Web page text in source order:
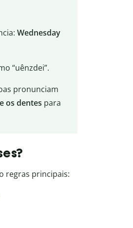
Wednesday
“uênzdei”.
pronunciam
os dentes para
regras principais: